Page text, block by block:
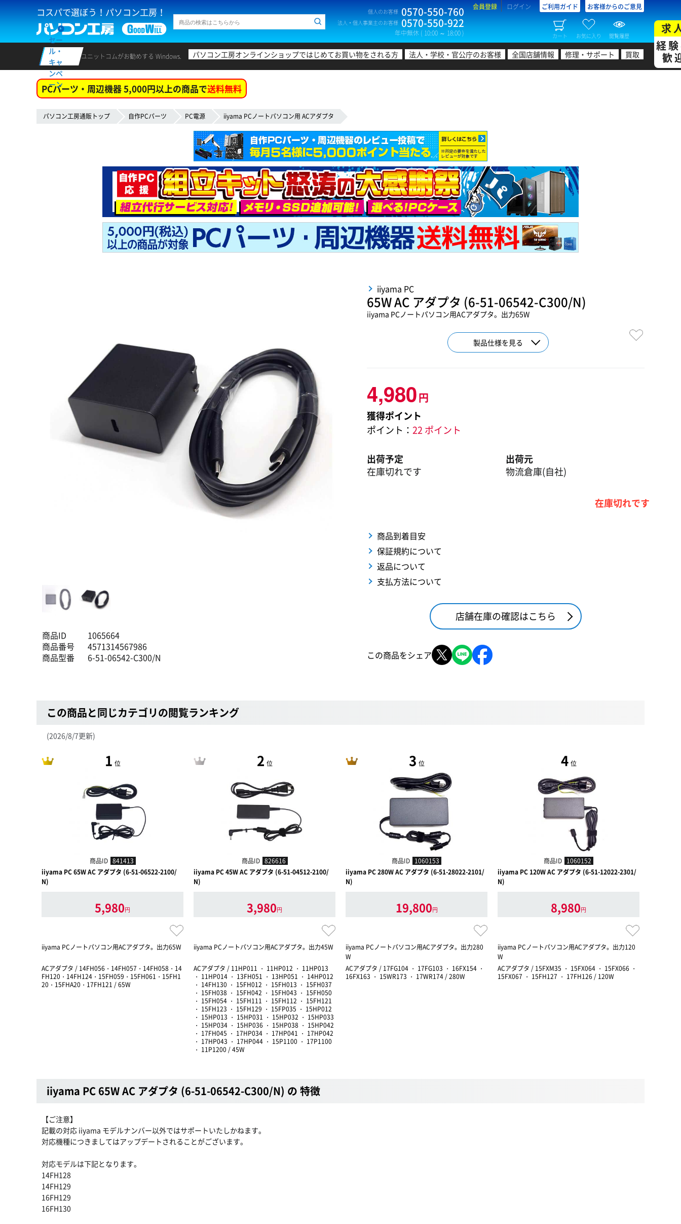
コスパで選ぼう！パソコン工房！ 個人のお客様 0570-550-760
法人・個人事業主のお客様 0570-550-922
年中無休 ( 10:00 ～ 18:00 )
会員登録 ログイン ご利用ガイド お客様からのご意見
カート お気に入り 閲覧履歴
セー
ル・
キャ
ンペ
ーン
ユニットコムがお勧めする Windows. パソコン工房オンラインショップではじめてお買い物をされる方 法人・学校・官公庁のお客様 全国店舗情報 修理・サポート 買取
求
経
歓
PCパーツ・周辺機器 5,000円以上の商品で送料無料
パソコン工房通販トップ 自作PCパーツ PC電源 iiyama PCノートパソコン用 ACアダプタ
商品ID
1065664
商品番号
4571314567986
商品型番
6-51-06542-C300/N
iiyama PC
65W AC アダプタ (6-51-06542-C300/N)
iiyama PCノートパソコン用ACアダプタ。出力65W
製品仕様を見る
4,980円
獲得ポイント
ポイント： 22 ポイント
出荷予定
在庫切れです
出荷元
物流倉庫(自社)
在庫切れです
商品到着目安
保証規約について
返品について
支払方法について
店舗在庫の確認はこちら
この商品をシェア
この商品と同じカテゴリの閲覧ランキング
(2026/8/7更新)
1 位
商品ID 841413
iiyama PC 65W AC アダプタ (6-51-06522-2100/
N)
5,980円
iiyama PCノートパソコン用ACアダプタ。出力65W
ACアダプタ / 14FH056・14FH057・14FH058・14
FH120・14FH124・15FH059・15FH061・15FH1
20・15FHA20・17FH121 / 65W
2 位
商品ID 826616
iiyama PC 45W AC アダプタ (6-51-04512-2100/
N)
3,980円
iiyama PCノートパソコン用ACアダプタ。出力45W
ACアダプタ / 11HP011 ・ 11HP012 ・ 11HP013
・ 11HP014 ・ 13FH051 ・ 13HP051 ・ 14HP012
・ 14FH130 ・ 15FH012 ・ 15FH013 ・ 15FH037
・ 15FH038 ・ 15FH042 ・ 15FH043 ・ 15FH050
・ 15FH054 ・ 15FH111 ・ 15FH112 ・ 15FH121
・ 15FH123 ・ 15FH129 ・ 15FP035 ・ 15HP012
・ 15HP013 ・ 15HP031 ・ 15HP032 ・ 15HP033
・ 15HP034 ・ 15HP036 ・ 15HP038 ・ 15HP042
・ 17FH045 ・ 17HP034 ・ 17HP041 ・ 17HP042
・ 17HP043 ・ 17HP044 ・ 15P1100 ・ 17P1100
・ 11P1200 / 45W
3 位
商品ID 1060153
iiyama PC 280W AC アダプタ (6-51-28022-2101/
N)
19,800円
iiyama PCノートパソコン用ACアダプタ。出力280
W
ACアダプタ / 17FG104 ・ 17FG103 ・ 16FX154 ・
16FX163 ・ 15WR173 ・ 17WR174 / 280W
4 位
商品ID 1060152
iiyama PC 120W AC アダプタ (6-51-12022-2301/
N)
8,980円
iiyama PCノートパソコン用ACアダプタ。出力120
W
ACアダプタ / 15FXM35 ・ 15FX064 ・ 15FX066 ・
15FX067 ・ 15FH127 ・ 17FH126 / 120W
iiyama PC 65W AC アダプタ (6-51-06542-C300/N) の 特徴
【ご注意】
記載の対応 iiyama モデルナンバー以外ではサポートいたしかねます。
対応機種につきましてはアップデートされることがございます。
対応モデルは下記となります。
14FH128
14FH129
16FH129
16FH130